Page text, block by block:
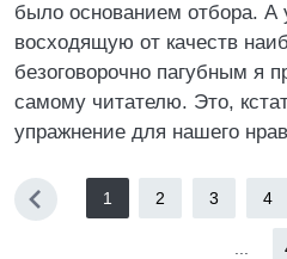
было основанием отбора. А
восходящую от качеств
безоговорочно пагубным я
самому читателю. Это,
упражнение для нашего
1 2 3 4